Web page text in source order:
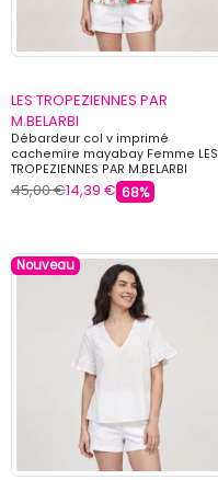
LES TROPEZIENNES PAR
M.BELARBI
Débardeur col v imprimé
cachemire mayabay Femme LES
TROPEZIENNES PAR M.BELARBI
45,00 €14,39 € 68%
Nouveau